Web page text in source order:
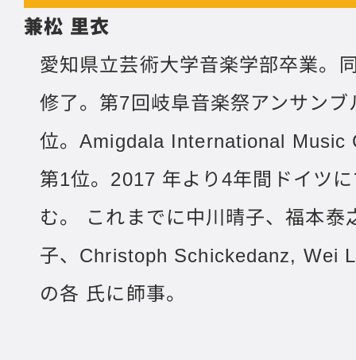
兼松 里衣
愛知県立芸術大学音楽学部卒業。
修了。第7回岐阜音楽祭アンサンブ
位。Amigdala International Music
第1位。2017 年より4年間ドイツ
む。 これまでに中川晴子、福本泰
子、Christoph Schickedanz, Wei
の各 氏に師事。